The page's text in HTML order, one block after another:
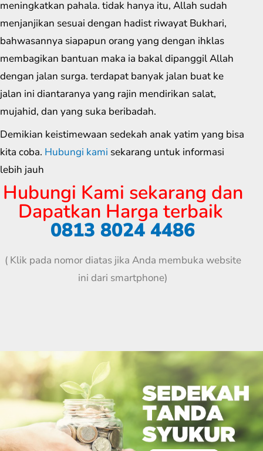
meningkatkan pahala. tidak hanya itu, Allah sudah
menjanjikan sesuai dengan hadist riwayat Bukhari,
bahwasannya siapapun orang yang dengan ihklas
membagikan bantuan maka ia bakal dipanggil Allah
dengan jalan surga. terdapat banyak jalan buat ke
jalan ini diantaranya yang rajin mendirikan salat,
mujahid, dan yang suka beribadah.
Demikian keistimewaan sedekah anak yatim yang bisa
kita coba. Hubungi kami sekarang untuk informasi
lebih jauh
Hubungi Kami sekarang dan
Dapatkan Harga terbaik
0813 8024 4486
( Klik pada nomor diatas jika Anda membuka website
ini dari smartphone)